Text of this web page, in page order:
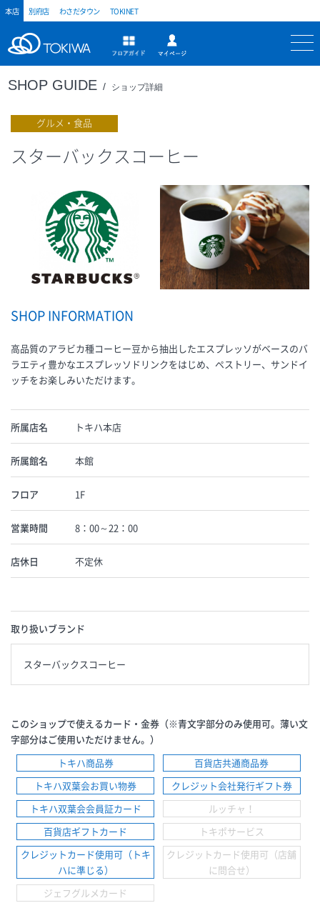
本店 別府店 わさだタウン TOKINET
トキハ フロアガイド
SHOP GUIDE ショップ詳細
スターバックスコーヒー
グルメ・食品
SHOP INFORMATION
高品質のアラビカ種コーヒー豆から抽出したエスプレッソがベースのバ
ラエティ豊かなエスプレッソドリンクをはじめ、ペストリー、サンドイ
ッチをお楽しみいただけます。
所属店名 トキハ本店
所属館名 本館
フロア 1F
営業時間 8：00～22：00
店休日 不定休
取り扱いブランド
スターバックスコーヒー
このショップで使えるカード・金券（※青文字部分のみ使用可。薄い文
字部分はご使用いただけません。）
トキハ商品券
百貨店共通商品券
トキハ双葉会お買い物券
クレジット会社発行ギフト券
トキハ双葉会会員証カード
ルッチャ！
百貨店ギフトカード
トキポサービス
クレジットカード使用可（トキ
ハに準じる）
クレジットカード使用可（店舗
に問合せ）
ジェフグルメカード